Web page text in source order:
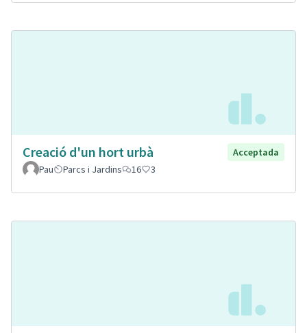
Creació d'un hort urbà
Acceptada
Pau
Parcs i Jardins 16 3